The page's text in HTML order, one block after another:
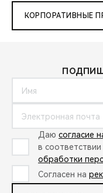
КОРПОРАТИВНЫЕ
Даю согласие
в соответствии
обработки
Согласен на